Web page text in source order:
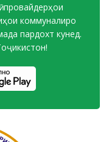
провайдерҳои
коммуналиро
пардохт кунед.